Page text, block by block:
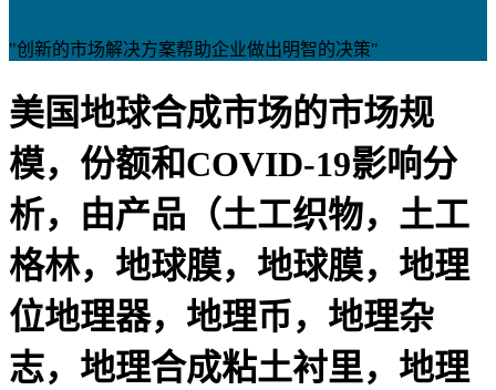
"创新的市场解决方案帮助企业做出明智的决策"
美国地球合成市场的市场规
模，份额和COVID-19影响分
析，由产品（土工织物，土工
格林，地球膜，地球膜，地理
位地理器，地理币，地理杂
志，地理合成粘土衬里，地理